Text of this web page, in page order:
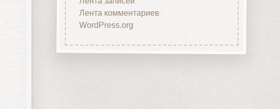
Лента комментариев
WordPress.org